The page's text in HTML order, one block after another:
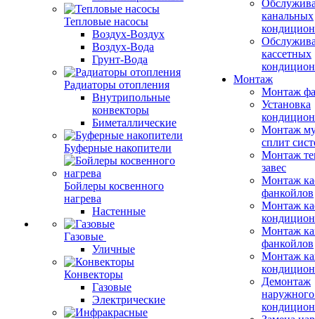
Тепловые насосы
Воздух-Воздух
Воздух-Вода
Грунт-Вода
Радиаторы отопления
Внутрипольные
конвекторы
Биметаллические
Буферные накопители
Бойлеры косвенного
нагрева
Настенные
Газовые
Уличные
Конвекторы
Газовые
Электрические
канальных
кассетных
Монтаж
Монтаж
Установка
Монтаж
сплит
Монтаж
завес
Монтаж
фанкойлов
Монтаж
Монтаж
фанкойлов
Монтаж
Демонтаж